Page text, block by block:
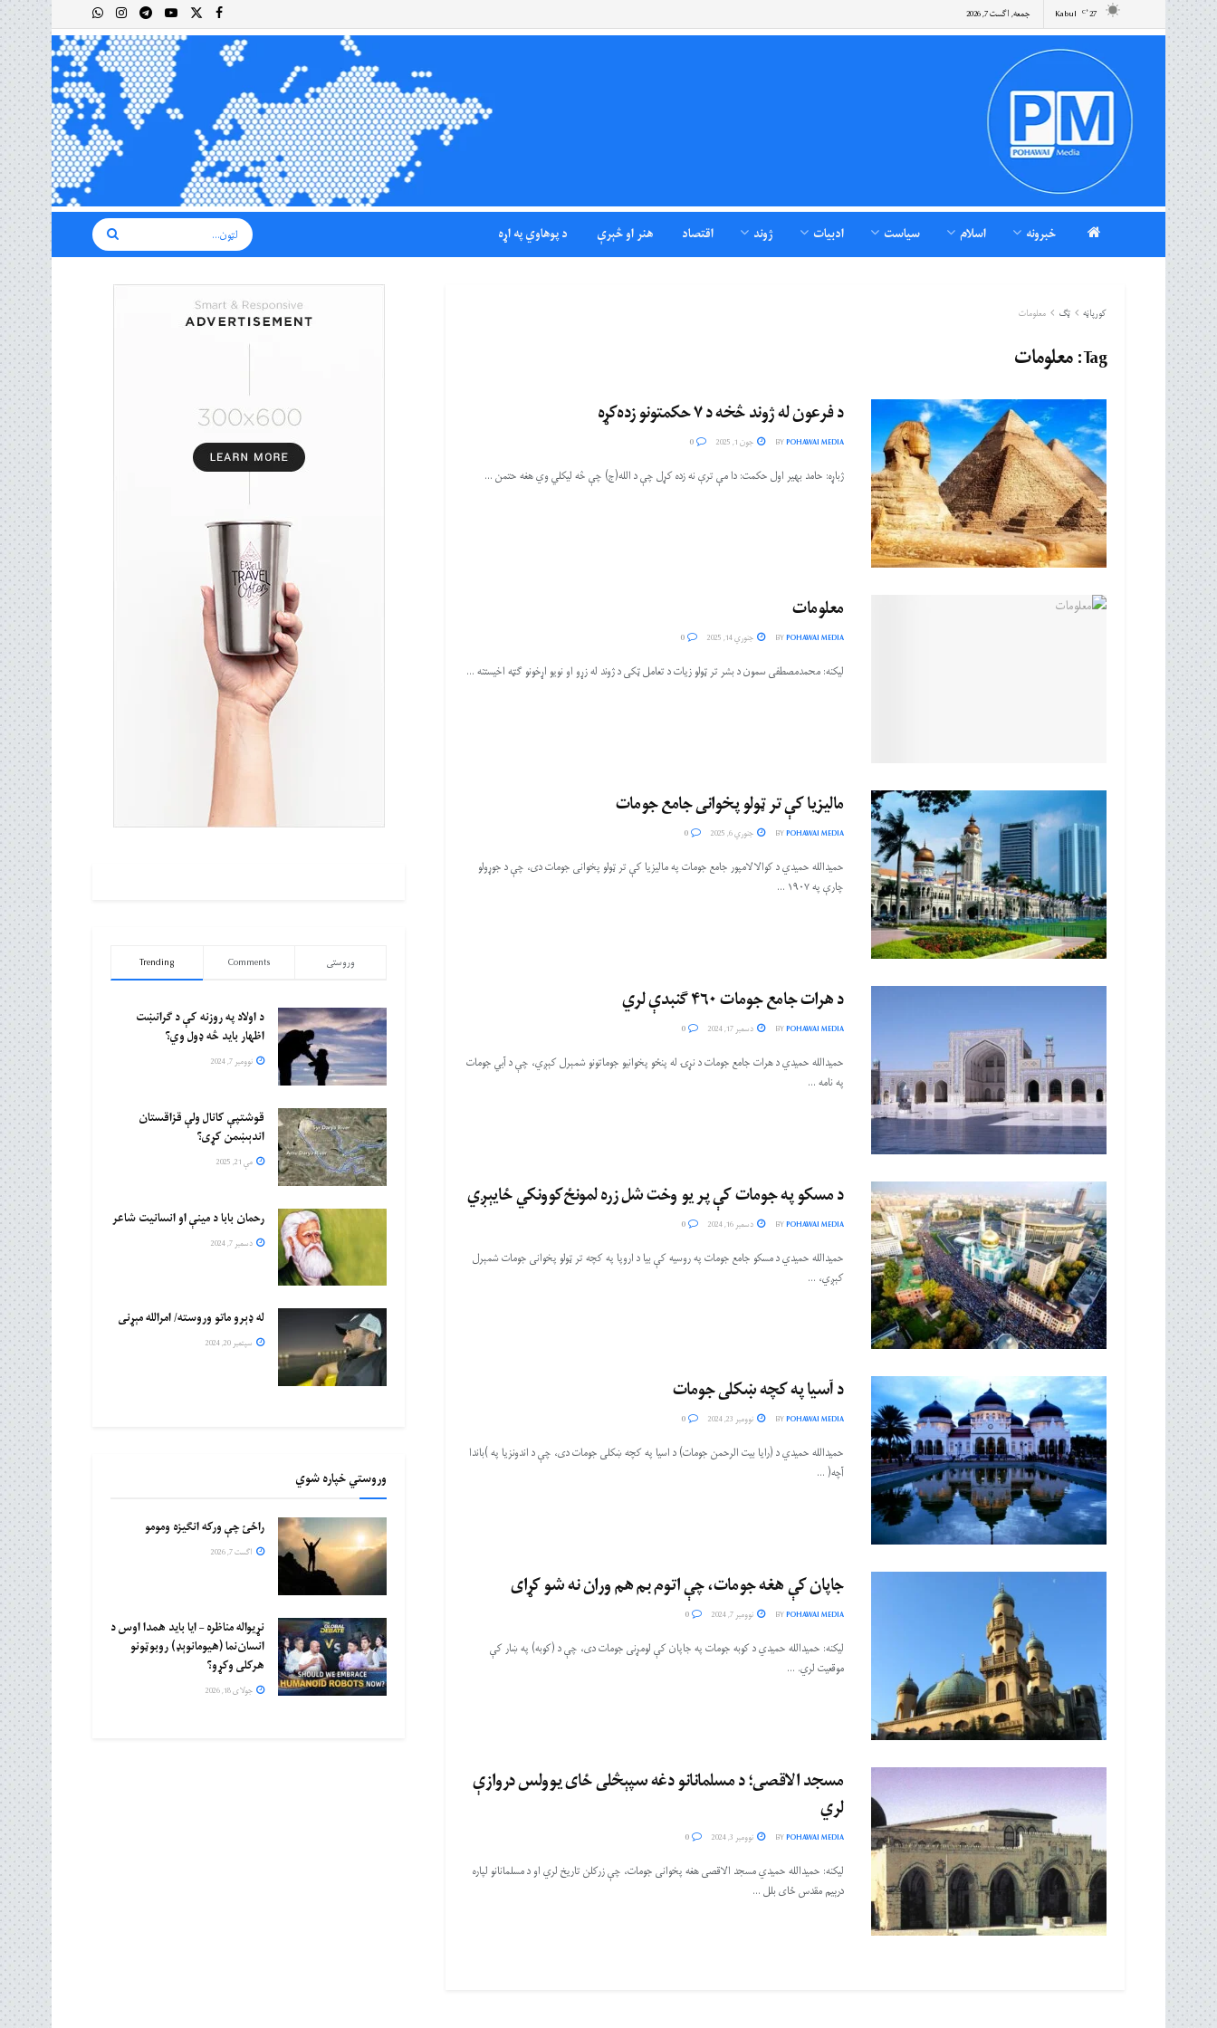
27
°C
Kabul جمعه, اگست 7, 2026
خبرونه اسلام سیاست ادبیات ژوند اقتصاد هنر او څېرې د پوهاوي په اړه
کورپاڼه ټګ معلومات
Tag: معلومات
د فرعون له ژوند څخه د ۷ حکمتونو زده‌کړه
BYPOHAWAI MEDIA جون 1, 2025 0
ژباړه: حامد بهیر اول حکمت: دا مې ترې نه زده کړل چې د الله(ج) چې څه لیکلي وي هغه حتمن ...
معلومات
BYPOHAWAI MEDIA جنوري 14, 2025 0
لیکنه: محمدمصطفی سمون د بشر تر ټولو زیات د تعامل ټکی د ژوند له زړو او نویو اړخونو ګټه اخیستنه ...
مالیزیا کې تر ټولو پخوانی جامع جومات
BYPOHAWAI MEDIA جنوري 6, 2025 0
حمیدالله حمیدي د کوالالامپور جامع جومات په مالیزیا کې تر ټولو پخوانی جومات دی، چې د جوړولو
چارې په ۱۹۰۷ ...
د هرات جامع جومات ۴۶۰ ګنبدې لري
BYPOHAWAI MEDIA دسمبر 17, 2024 0
حمیدالله حمیدي د هرات جامع جومات د نړۍ له پنځو پخوانیو جوماتونو شمېرل کېږي، چې د آبي جومات
په نامه ...
د مسکو په جومات کې پر یو وخت شل زره لمونځ‌کوونکي ځایېږي
BYPOHAWAI MEDIA دسمبر 16, 2024 0
حمیدالله حمیدي د مسکو جامع جومات په روسیه کې بیا د اروپا په کچه تر ټولو پخوانی جومات شمېرل
کېږي، ...
د آسیا په کچه ښکلی جومات
BYPOHAWAI MEDIA نوومبر 23, 2024 0
حمیدالله حمیدي د (رایا بیت الرحمن جومات) د اسیا په کچه ښکلی جومات دی، چې د اندونزیا په )باندا
آچه( ...
جاپان کې هغه جومات، چې اتوم بم هم وران نه شو کړای
BYPOHAWAI MEDIA نوومبر 7, 2024 0
لیکنه: حمیدالله حمیدي د کوبه جومات په جاپان کې لومړنی جومات دی، چې د (کوبه) په ښار کې
موقعیت لري. ...
مسجد الاقصی؛ د مسلمانانو دغه سپېڅلی ځای یوولس دروازې
لري
BYPOHAWAI MEDIA نوومبر 3, 2024 0
لیکنه: حمیدالله حمیدي مسجد الاقصی هغه پخوانی جومات، چې زرکلن تاریخ لري او د مسلمانانو لپاره
درېیم مقدس ځای بلل ...
Trending Comments وروستی
د اولاد په روزنه کې د ګرانښت
اظهار باید څه ډول وي؟
نوومبر 7, 2024
قوشتپې کانال ولې قزاقستان
اندېښمن کړی؟
مې 21, 2025
رحمان بابا د مینې او انسانیت شاعر
دسمبر 7, 2024
له ډېرو ماتو وروسته/ امرالله مېړنی
سپتمبر 20, 2024
وروستي خپاره شوي
راځئ چې ورکه انګیزه ومومو
اگست 7, 2026
نړیواله مناظره – ایا باید همدا اوس د
انسان‌نما (هیومانوېډ) روبوټونو
هرکلی وکړو؟
جولای 18, 2026